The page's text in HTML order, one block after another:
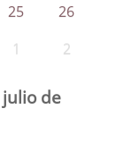
25
26
1 2
de